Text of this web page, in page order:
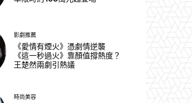
影劇推薦
《愛情有煙火》憑劇情逆襲
《這一秒過火》靠顏值撐熱度？
王楚然兩劇引熱議
時尚美容